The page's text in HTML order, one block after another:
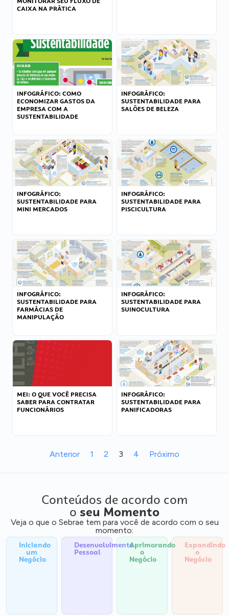
CAIXA NA PRÁTICA
INFOGRÁFICO: COMO
ECONOMIZAR GASTOS DA
EMPRESA COM A
SUSTENTABILIDADE
INFOGRÁFICO:
SUSTENTABILIDADE PARA
SALÕES DE BELEZA
INFOGRÁFICO:
SUSTENTABILIDADE PARA
MINI MERCADOS
INFOGRÁFICO:
SUSTENTABILIDADE PARA
PISCICULTURA
INFOGRÁFICO:
SUSTENTABILIDADE PARA
FARMÁCIAS DE
MANIPULAÇÃO
INFOGRÁFICO:
SUSTENTABILIDADE PARA
SUINOCULTURA
MEI: O QUE VOCÊ PRECISA
SABER PARA CONTRATAR
FUNCIONÁRIOS
INFOGRÁFICO:
SUSTENTABILIDADE PARA
PANIFICADORAS
Anterior 1 2 3 4 Próximo
Conteúdos de acordo com
o seu Momento
Veja o que o Sebrae tem para você de acordo com o seu
momento:
Iniciando
um
Negócio
Desenvolvimento
Pessoal
Aprimorando
o
Negócio
Expandindo
o
Negócio